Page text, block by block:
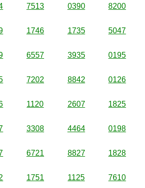
7513 0390 8200
1746 1735 5047
6557 3935 0195
7202 8842 0126
1120 2607 1825
3308 4464 0198
6721 8827 1828
1751 1125 7610